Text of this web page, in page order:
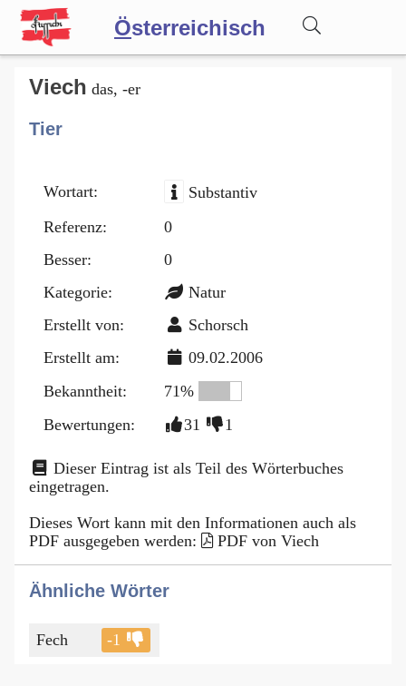
Österreichisch
Wörterbuch
Blog
Viech das, -er
Tier
Wortart:
Substantiv
Referenz:
0
Besser:
0
Kategorie:
Natur
Erstellt von:
Schorsch
Erstellt am:
09.02.2006
Bekanntheit:
71%
Bewertungen:
31 1
Dieser Eintrag ist als Teil des Wörterbuches
eingetragen.
Dieses Wort kann mit den Informationen auch als
PDF ausgegeben werden:
PDF von Viech
Ähnliche Wörter
Fech -1